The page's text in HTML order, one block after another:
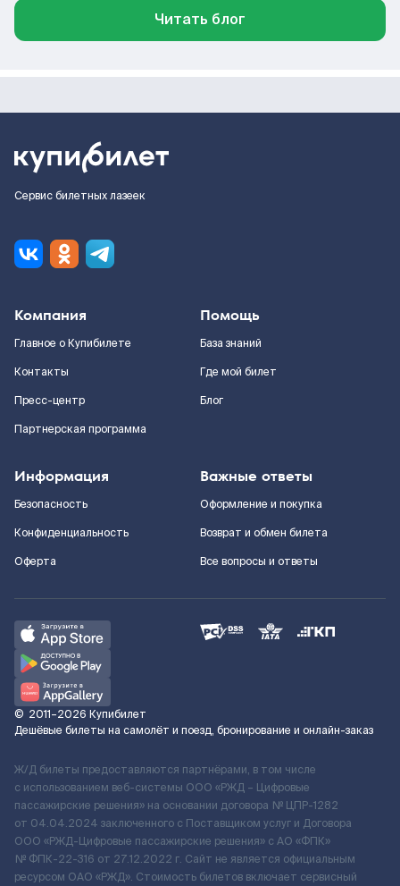
Читать блог
Сервис билетных лазеек
Компания
Главное о Купибилете
Контакты
Пресс-центр
Партнерская программа
Помощь
База знаний
Где мой билет
Блог
Информация
Безопасность
Конфиденциальность
Оферта
Важные ответы
Оформление и покупка
Возврат и обмен билета
Все вопросы и ответы
© 2011–2026 Купибилет
Дешёвые билеты на самолёт и поезд, бронирование и онлайн-заказ
Ж/Д билеты предоставляются партнёрами, в том числе
с использованием веб-системы ООО «РЖД – Цифровые
пассажирские решения» на основании договора № ЦПР-1282
от 04.04.2024 заключенного с Поставщиком услуг и Договора
ООО «РЖД-Цифровые пассажирские решения» c АО «ФПК»
№ ФПК-22-316 от 27.12.2022 г. Сайт не является официальным
ресурсом ОАО «РЖД». Стоимость билетов включает сервисный